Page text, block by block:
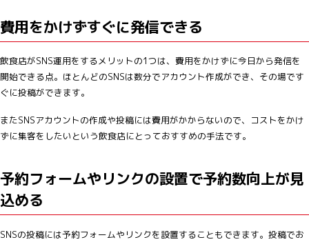
費用をかけずすぐに発信できる
飲食店がSNS運用をするメリットの1つは、費用をかけずに今日から発信を
開始できる点。ほとんどのSNSは数分でアカウント作成ができ、その場です
ぐに投稿ができます。
またSNSアカウントの作成や投稿には費用がかからないので、コストをかけ
ずに集客をしたいという飲食店にとっておすすめの手法です。
予約フォームやリンクの設置で予約数向上が見
込める
SNSの投稿には予約フォームやリンクを設置することもできます。投稿でお